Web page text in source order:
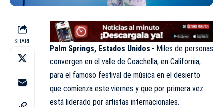
SHARE
Palm Springs, Estados Unidos.- Miles de personas
convergen en el valle de Coachella, en California,
para el famoso festival de música en el desierto
que comienza este viernes y que por primera vez
está liderado por artistas internacionales.